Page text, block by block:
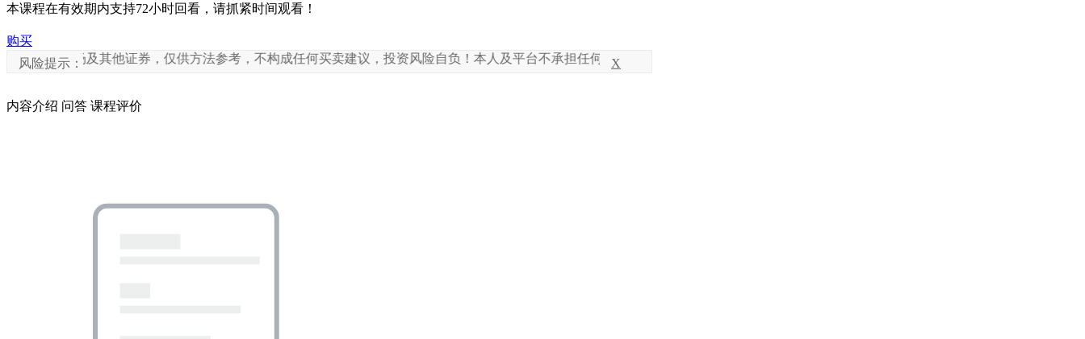
本课程在有效期内支持72小时回看，请抓紧时间观看！
购买
风险提示：
场及其他证券，仅供方法参考，不构成任何买卖建议，投资风险自负！本人及平台不承担任何投资风险及责任！特此声明！
X
内容介绍 问答 课程评价